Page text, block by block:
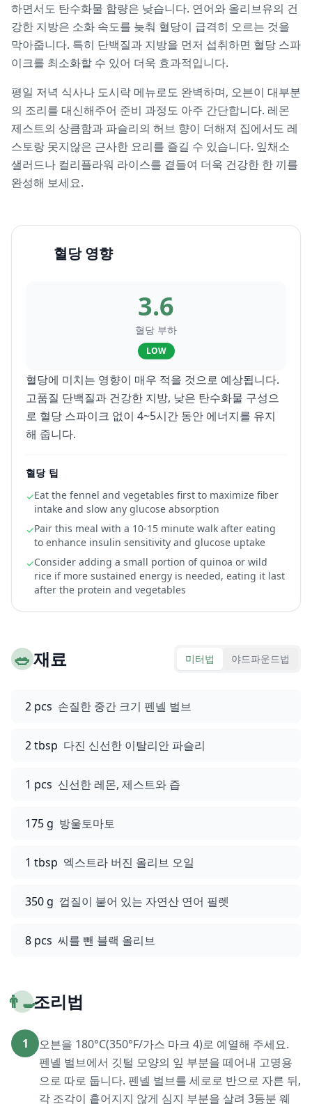
하면서도 탄수화물 함량은 낮습니다. 연어와 올리브유의 건
강한 지방은 소화 속도를 늦춰 혈당이 급격히 오르는 것을
막아줍니다. 특히 단백질과 지방을 먼저 섭취하면 혈당 스파
이크를 최소화할 수 있어 더욱 효과적입니다.
평일 저녁 식사나 도시락 메뉴로도 완벽하며, 오븐이 대부분
의 조리를 대신해주어 준비 과정도 아주 간단합니다. 레몬
제스트의 상큼함과 파슬리의 허브 향이 더해져 집에서도 레
스토랑 못지않은 근사한 요리를 즐길 수 있습니다. 잎채소
샐러드나 컬리플라워 라이스를 곁들여 더욱 건강한 한 끼를
완성해 보세요.
혈당 영향
3.6
혈당 부하
LOW
혈당에 미치는 영향이 매우 적을 것으로 예상됩니다.
고품질 단백질과 건강한 지방, 낮은 탄수화물 구성으
로 혈당 스파이크 없이 4~5시간 동안 에너지를 유지
해 줍니다.
혈당 팁
✓Eat the fennel and vegetables first to maximize fiber
intake and slow any glucose absorption
✓Pair this meal with a 10-15 minute walk after eating
to enhance insulin sensitivity and glucose uptake
✓Consider adding a small portion of quinoa or wild
rice if more sustained energy is needed, eating it last
after the protein and vegetables
🥗재료 미터법 야드파운드법
2 pcs 손질한 중간 크기 펜넬 벌브
2 tbsp 다진 신선한 이탈리안 파슬리
1 pcs 신선한 레몬, 제스트와 즙
175 g 방울토마토
1 tbsp 엑스트라 버진 올리브 오일
350 g 껍질이 붙어 있는 자연산 연어 필렛
8 pcs 씨를 뺀 블랙 올리브
👨‍🍳조리법
1
오븐을 180°C(350°F/가스 마크 4)로 예열해 주세요.
펜넬 벌브에서 깃털 모양의 잎 부분을 떼어내 고명용
으로 따로 둡니다. 펜넬 벌브를 세로로 반으로 자른 뒤,
각 조각이 흩어지지 않게 심지 부분을 살려 3등분 웨